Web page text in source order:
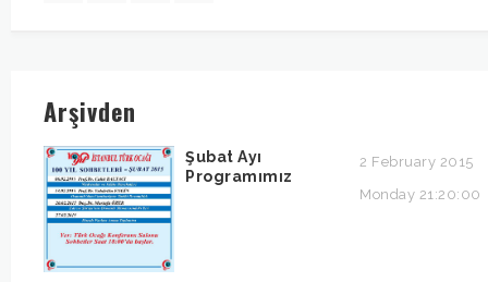
Arşivden
Şubat Ayı
Programımız
2 February 2015
Monday 21:20:00